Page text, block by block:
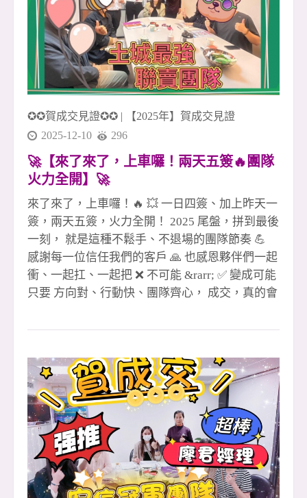
更舒服的生活節奏。 📍 生活機能方面，周邊有文
德路、內湖路二段商圈，日常採買、餐飲、小
吃、咖啡、超商、診所等需求都能輕鬆滿足 🛒🍜
☕ 從住家出發，距離捷運文德站約850公尺，步
行約12分鐘可達 🚇 不貼近捷運站的喧囂，卻保有
通勤
✪✪賀成交見證✪✪ |
【2025年】賀成交見證
2025-12-10
296
🚀【來了來了，上車囉！兩天五簽🔥團隊
火力全開】🚀
來了來了，上車囉！🔥 💥 一日四簽、加上昨天一
簽，兩天五簽，火力全開！ 2025 尾盤，拼到最後
一刻， 就是這種不鬆手、不退場的團隊節奏 💪
感謝每一位信任我們的客戶 🙏 也感恩夥伴們一起
衝、一起扛、一起把 ❌ 不可能 &rarr; ✅ 變成可能
只要 方向對、行動快、團隊齊心， 成交，真的會
說話、用行動證明， 2025 收尾直接開加速， 未
成交夥伴 🔹 1 簽聯賣 👉 湘儀 🎉 👉
忠信協理（月 2 簽）🎉 🔹 2 簽 👉 尼克經理（全
炮）🎉 🔹 3 簽 👉 尼克經理 🎉 👉 聖
哲經理 🎉 🔹 4 簽聯賣 👉 玉華 🎉
👉 阿發 &amp; 孟豪 🎉（金城店） 🔹 5 簽聯賣
👉 小紅經理 &amp; 晶伊 🎉 👉 眉
如 🎉（領袖店） 🙌 特別感謝 🙏 聯賣重劃店 黃店
&amp; 湘儀 共創佳績